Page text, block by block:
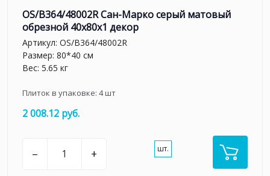
OS/B364/48002R Сан-Марко серый матовый
обрезной 40x80x1 декор
Артикул: OS/B364/48002R
Размер: 80*40 см
Вес: 5.65 кг
Плиток в упаковке: 4шт
2 008.12 руб.
– + шт.